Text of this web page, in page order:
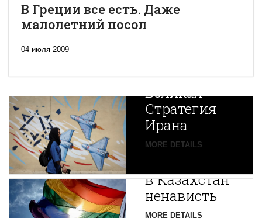
В Греции все есть. Даже
малолетний посол
04 июля 2009
Новая
Великая
Стратегия
Ирана
MORE DETAILS
Путин
в Казахстан
ненависть
MORE DETAILS
Центральной
Азии